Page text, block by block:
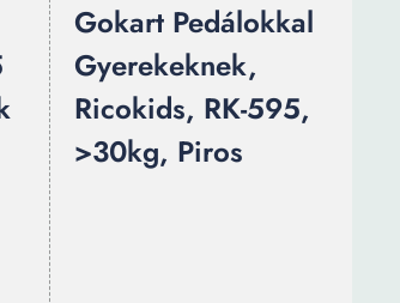
Gokart Pedálokkal
Gyerekeknek,
Ricokids, RK-595,
>30kg, Piros